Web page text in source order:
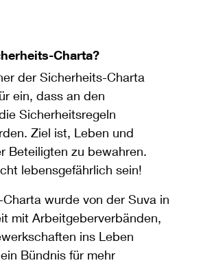
Charta?
der Sicherheits-Charta
ein, dass an den
Sicherheitsregeln
Ziel ist, Leben und
Beteiligten zu bewahren.
lebensgefährlich sein!
wurde von der Suva in
mit Arbeitgeberverbänden,
ins Leben
Bündnis für mehr